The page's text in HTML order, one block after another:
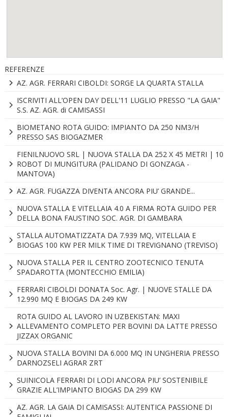
REFERENZE
AZ. AGR. FERRARI CIBOLDI: SORGE LA QUARTA STALLA
ISCRIVITI ALL’OPEN DAY DELL'11 LUGLIO PRESSO "LA GAIA"
S.S. AZ. AGR. di CAMISASSI
BIOMETANO ROTA GUIDO: IMPIANTO DA 250 NM3/H
PRESSO SAS BIOGAZMER
FIENILNUOVO SRL | NUOVA STALLA DA 252 X 45 METRI | 10
ROBOT DI MUNGITURA (PALIDANO DI GONZAGA -
MANTOVA)
AZ. AGR. FUGAZZA DIVENTA ANCORA PIU’ GRANDE...
NUOVA STALLA E VITELLAIA 4.0 A FIRMA ROTA GUIDO PER
DELLA BONA FAUSTINO SOC. AGR. DI GAMBARA
STALLA AUTOMATIZZATA DA 7.939 MQ, VITELLAIA E
BIOGAS 100 KW PER MILK TIME DI TREVIGNANO (TREVISO)
NUOVA STALLA PER IL CENTRO ZOOTECNICO TENUTA
SPADAROTTA (MONTECCHIO EMILIA)
FERRARI CIBOLDI DONATA Soc. Agr. | NUOVE STALLE DA
12.990 MQ E BIOGAS DA 249 KW
ROTA GUIDO AL LAVORO IN UZBEKISTAN: MAXI
ALLEVAMENTO COMPLETO PER BOVINI DA LATTE PRESSO
JIZZAX ORGANIC
NUOVA STALLA BOVINI DA 6.000 MQ IN UNGHERIA PRESSO
DARNOZSELI AGRAR ZRT
SUINICOLA FERRARI DI LODI ANCORA PIU’ SOSTENIBILE
GRAZIE ALL’IMPIANTO BIOGAS DA 299 KW
AZ. AGR. LA GAIA DI CAMISASSI: AUTENTICA PASSIONE DI